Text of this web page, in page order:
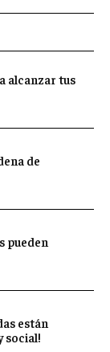
alcanzar tus
de
pueden
están
social!